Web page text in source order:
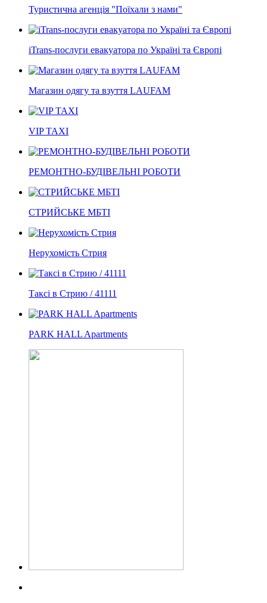
Туристична агенція "Поїхали з нами"
iTrans-послуги евакуатора по Україні та Європі
Магазин одягу та взуття LAUFAM
VIP TAXI
РЕМОНТНО-БУДІВЕЛЬНІ РОБОТИ
СТРИЙСЬКЕ МБТІ
Нерухомість Стрия
Таксі в Стрию / 41111
PARK HALL Apartments